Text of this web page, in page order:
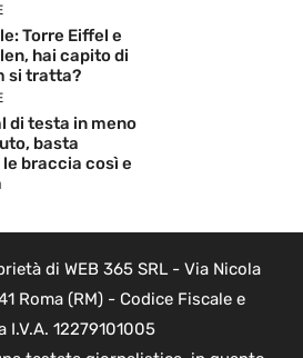
Torre Eiffel e
hai capito di
si tratta?
di testa in meno
basta
braccia così e
di WEB 365 SRL - Via Nicola
Roma (RM) - Codice Fiscale e
I.V.A. 12279101005